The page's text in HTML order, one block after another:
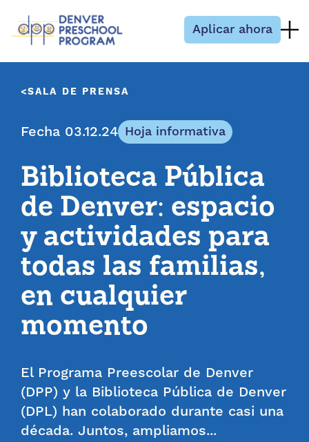
Aplicar ahora
SALA DE PRENSA
Fecha 03.12.24 Hoja informativa
Biblioteca Pública
de Denver: espacio
y actividades para
todas las familias,
en cualquier
momento
El Programa Preescolar de Denver
(DPP) y la Biblioteca Pública de Denver
(DPL) han colaborado durante casi una
década. Juntos, ampliamos...